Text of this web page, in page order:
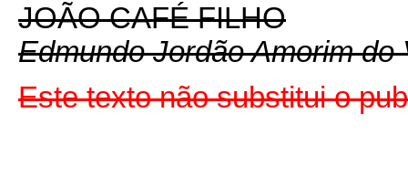
JOÃO CAFÉ FILHO
Edmundo Jordão Amorim do
Este texto não substitui o